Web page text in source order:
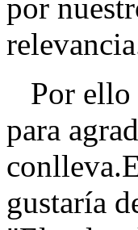
por
Por ello
para
gustaría